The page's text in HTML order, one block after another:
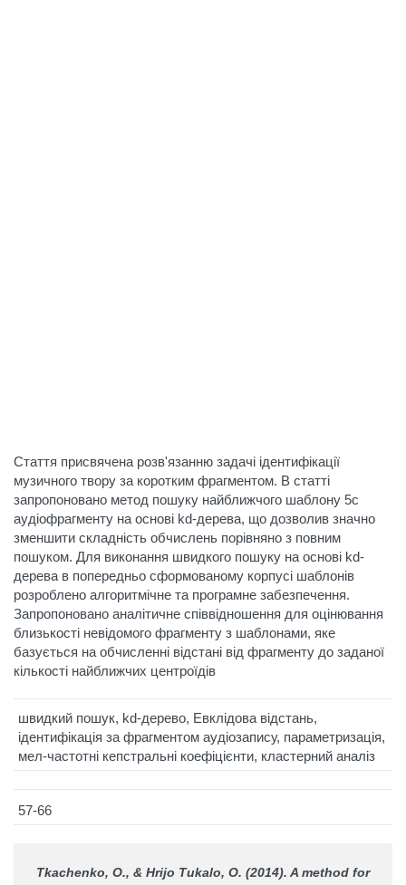
Стаття присвячена розв'язанню задачі ідентифікації
музичного твору за коротким фрагментом. В статті
запропоновано метод пошуку найближчого шаблону 5с
аудіофрагменту на основі kd-дерева, що дозволив значно
зменшити складність обчислень порівняно з повним
пошуком. Для виконання швидкого пошуку на основі kd-
дерева в попередньо сформованому корпусі шаблонів
розроблено алгоритмічне та програмне забезпечення.
Запропоновано аналітичне співвідношення для оцінювання
близькості невідомого фрагменту з шаблонами, яке
базується на обчисленні відстані від фрагменту до заданої
кількості найближчих центроїдів
швидкий пошук, kd-дерево, Евклідова відстань,
ідентифікація за фрагментом аудіозапису, параметризація,
мел-частотні кепстральні коефіцієнти, кластерний аналіз
57-66
Tkachenko, O., & Hrijo Tukalo, O. (2014). A method for